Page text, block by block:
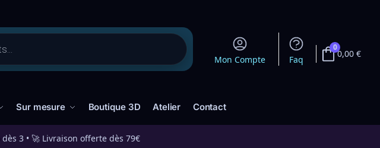
Mon Compte Faq
0
0,00€
Sur mesure Boutique 3D Atelier Contact
3 • 🚀 Livraison offerte dès 79€